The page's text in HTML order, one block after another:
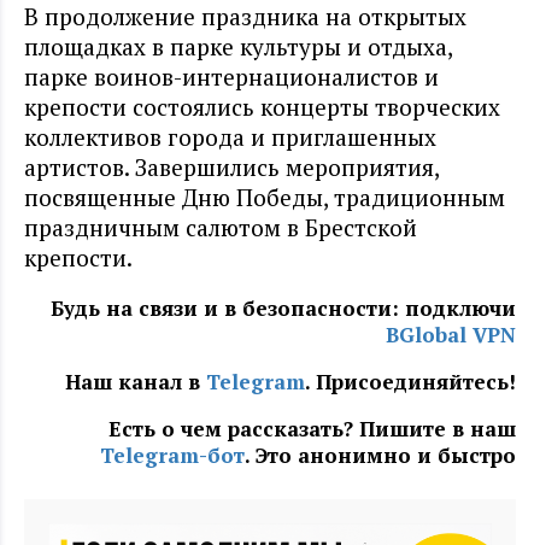
В продолжение праздника на открытых
площадках в парке культуры и отдыха,
парке воинов-интернационалистов и
крепости состоялись концерты творческих
коллективов города и приглашенных
артистов. Завершились мероприятия,
посвященные Дню Победы, традиционным
праздничным салютом в Брестской
крепости.
Будь на связи и в безопасности: подключи
BGlobal VPN
Наш канал в Telegram. Присоединяйтесь!
Есть о чем рассказать? Пишите в наш
Telegram-бот. Это анонимно и быстро